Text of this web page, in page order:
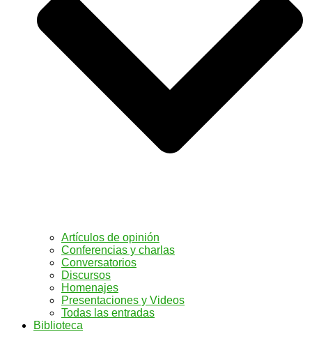
Artículos de opinión
Conferencias y charlas
Conversatorios
Discursos
Homenajes
Presentaciones y Videos
Todas las entradas
Biblioteca